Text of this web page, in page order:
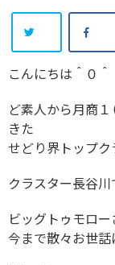
こんにちは＾０＾
ど素人から月商
きた
せどり界トップ
クラスター長谷川
ビッグトゥモロー
今まで散々お世話